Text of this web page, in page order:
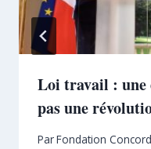
Loi travail : une
pas une
ParFondation